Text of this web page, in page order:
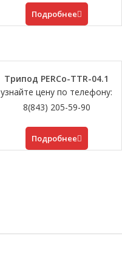
Подробнее
Трипод PERCo-TTR-04.1
узнайте цену по телефону:
8(843) 205-59-90
Подробнее